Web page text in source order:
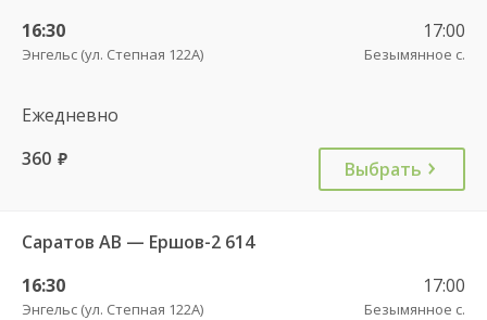
16:30
Энгельс (ул. Степная 122А)
17:00
Безымянное с.
Ежедневно
360 руб. Выбрать
Саратов АВ — Ершов-2 614
16:30
Энгельс (ул. Степная 122А)
17:00
Безымянное с.